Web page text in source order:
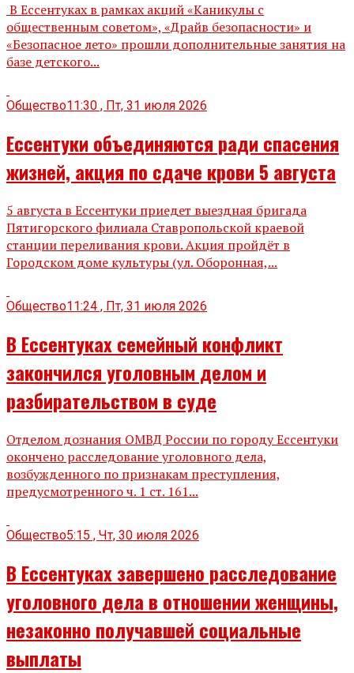
В Ессентуках в рамках акций «Каникулы с
общественным советом», «Драйв безопасности» и
«Безопасное лето» прошли дополнительные занятия на
базе детского...
Общество11:30 , Пт, 31 июля 2026
Ессентуки объединяются ради спасения
жизней, акция по сдаче крови 5 августа
5 августа в Ессентуки приедет выездная бригада
Пятигорского филиала Ставропольской краевой
станции переливания крови. Акция пройдёт в
Городском доме культуры (ул. Оборонная,...
Общество11:24 , Пт, 31 июля 2026
В Ессентуках семейный конфликт
закончился уголовным делом и
разбирательством в суде
Отделом дознания ОМВД России по городу Ессентуки
окончено расследование уголовного дела,
возбужденного по признакам преступления,
предусмотренного ч. 1 ст. 161...
Общество5:15 , Чт, 30 июля 2026
В Ессентуках завершено расследование
уголовного дела в отношении женщины,
незаконно получавшей социальные
выплаты